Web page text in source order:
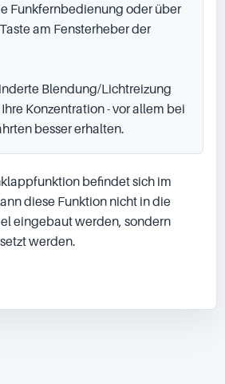
Funkfernbedienung oder über
am Fensterheber der
Blendung/Lichtreizung
Konzentration - vor allem bei
besser erhalten.
befindet sich im
diese Funktion nicht in die
eingebaut werden, sondern
werden.